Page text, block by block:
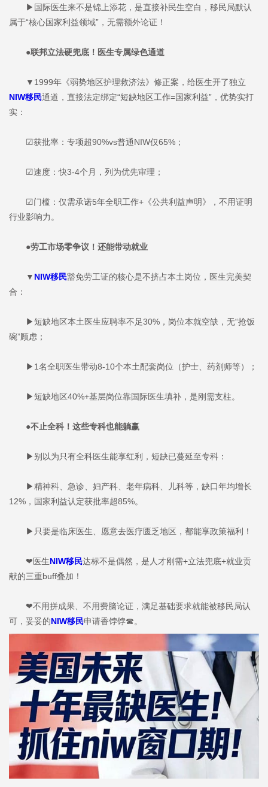
▶国际医生来不是锦上添花，是直接补民生空白，移民局默认
属于“核心国家利益领域”，无需额外论证！
●联邦立法硬兜底！医生专属绿色通道
▼1999年《弱势地区护理救济法》修正案，给医生开了独立
NIW移民通道，直接法定绑定“短缺地区工作=国家利益”，优势实打
实：
☑获批率：专项超90%vs普通NIW仅65%；
☑速度：快3-4个月，列为优先审理；
☑门槛：仅需承诺5年全职工作+《公共利益声明》，不用证明
行业影响力。
●劳工市场零争议！还能带动就业
▼ NIW移民豁免劳工证的核心是不挤占本土岗位，医生完美契
合：
▶短缺地区本土医生应聘率不足30%，岗位本就空缺，无“抢饭
碗”顾虑；
▶1名全职医生带动8-10个本土配套岗位（护士、药剂师等）；
▶短缺地区40%+基层岗位靠国际医生填补，是刚需支柱。
●不止全科！这些专科也能躺赢
▶别以为只有全科医生能享红利，短缺已蔓延至专科：
▶精神科、急诊、妇产科、老年病科、儿科等，缺口年均增长
12%，国家利益认定获批率超85%。
▶只要是临床医生、愿意去医疗匮乏地区，都能享政策福利！
❤医生NIW移民达标不是偶然，是人才刚需+立法兜底+就业贡
献的三重buff叠加！
❤不用拼成果、不用费脑论证，满足基础要求就能被移民局认
可，妥妥的NIW移民申请香饽饽☎。